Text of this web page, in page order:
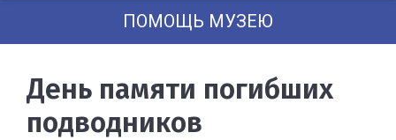
ПОМОЩЬ МУЗЕЮ
День памяти погибших
подводников